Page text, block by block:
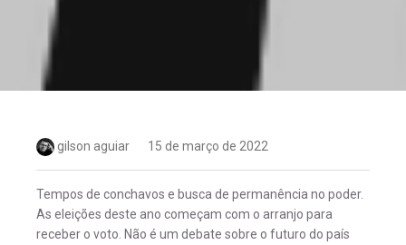
gilson aguiar 15 de março de 2022
Tempos de conchavos e busca de permanência no poder.
As eleições deste ano começam com o arranjo para
receber o voto. Não é um debate sobre o futuro do país